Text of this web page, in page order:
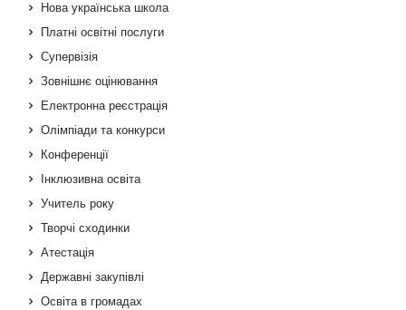
Нова українська школа
Платні освітні послуги
Супервізія
Зовнішнє оцінювання
Електронна реєстрація
Олімпіади та конкурси
Конференції
Інклюзивна освіта
Учитель року
Творчі сходинки
Атестація
Державні закупівлі
Освіта в громадах